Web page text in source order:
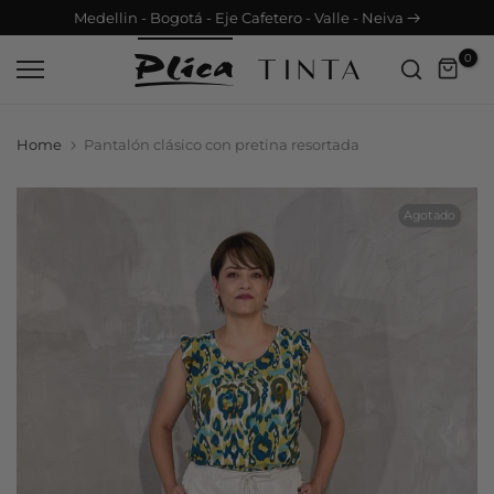
info@plica.com.co | +57 3183854242
0
Home Pantalón clásico con pretina resortada
Agotado